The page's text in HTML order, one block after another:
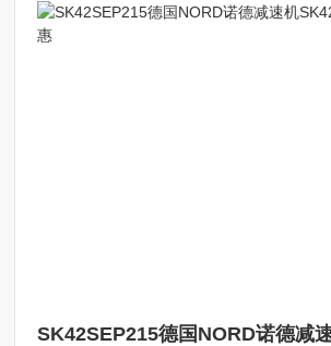
SK42SEP215德国NORD诺德减